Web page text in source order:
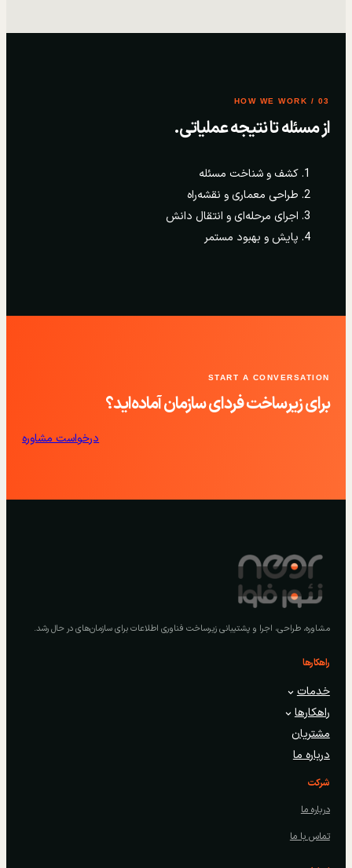
03 / HOW WE WORK
از مسئله تا نتیجه عملیاتی.
کشف و شناخت مسئله
طراحی معماری و نقشه‌راه
اجرای مرحله‌ای و انتقال دانش
پایش و بهبود مستمر
START A CONVERSATION
برای زیرساخت فردای سازمان آماده‌اید؟
درخواست مشاوره
مشاوره، طراحی، اجرا و پشتیبانی زیرساخت فناوری اطلاعات برای سازمان‌های در حال رشد.
راهکارها
خدمات
راهکارها
مشتریان
درباره ما
شرکت
درباره ما
تماس با ما